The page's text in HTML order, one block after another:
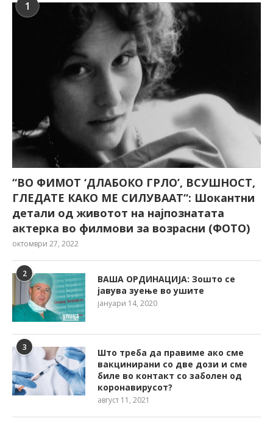
1
“ВО ФИМОТ ‘ДЛАБОКО ГРЛО’, ВСУШНОСТ,
ГЛЕДАТЕ КАКО МЕ СИЛУВААТ“: Шокантни
детали од животот на најпознатата
актерка во филмови за возрасни (ФОТО)
октомври 27, 2022
2
ВАША ОРДИНАЦИЈА: Зошто се
јавува зуење во ушите
јануари 14, 2020
3
Што треба да правиме ако сме
вакцинирани со две дози и сме
биле во контакт со заболен од
коронавирусот?
август 11, 2021